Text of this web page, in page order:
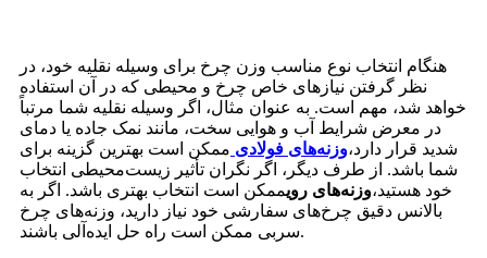
هنگام انتخاب نوع مناسب وزن چرخ برای وسیله نقلیه خود، در
نظر گرفتن نیازهای خاص چرخ و محیطی که در آن استفاده
خواهد شد، مهم است. به عنوان مثال، اگر وسیله نقلیه شما مرتباً
در معرض شرایط آب و هوایی سخت، مانند نمک جاده یا دمای
شدید قرار دارد،وزنه‌های فولادی ممکن است بهترین گزینه برای
شما باشد. از طرف دیگر، اگر نگران تأثیر زیست‌محیطی انتخاب
خود هستید،وزنه‌های رویممکن است انتخاب بهتری باشد. اگر به
بالانس دقیق چرخ‌های سفارشی خود نیاز دارید، وزنه‌های چرخ
سربی ممکن است راه حل ایده‌آلی باشند.